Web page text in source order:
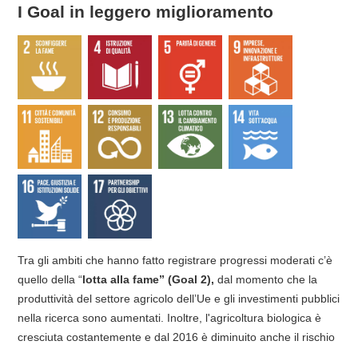
I Goal in leggero miglioramento
Tra gli ambiti che hanno fatto registrare progressi moderati c’è
quello della “lotta alla fame” (Goal 2), dal momento che la
produttività del settore agricolo dell’Ue e gli investimenti pubblici
nella ricerca sono aumentati. Inoltre, l'agricoltura biologica è
cresciuta costantemente e dal 2016 è diminuito anche il rischio